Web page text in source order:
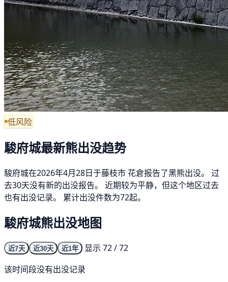
低风险
駿府城最新熊出没趋势
駿府城在2026年4月28日于藤枝市 花倉报告了黑熊出没。 过
去30天没有新的出没报告。 近期较为平静，但这个地区过去
也有出没记录。 累计出没件数为72起。
駿府城熊出没地图
近7天 近30天 近1年
显示 72 / 72
该时间段没有出没记录